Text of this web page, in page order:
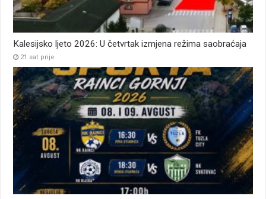
Kalesijsko ljeto 2026: U četvrtak izmjena režima saobraćaja
21 sat prije